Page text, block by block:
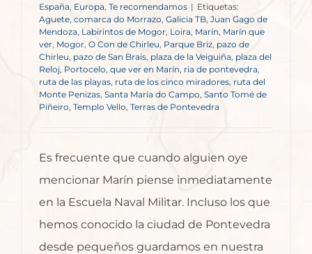
España, Europa Te recomendamos | Etiquetas:
Aguete comarca do Morrazo, Galicia TB, Juan Gago de
Mendoza, Labirintos de Mogor Loira, Marín, Marín que
ver Mogor, O Con de Chirleu Parque Briz, pazo de
Chirleu pazo de San Brais plaza de la Veiguiña, plaza del
Reloj, Portocelo, que ver en Marín, ria de pontevedra,
ruta de las playas, ruta de los cinco miradores ruta del
Monte Penizas Santa María do Campo Santo Tomé de
Piñeiro Templo Vello, Terras de Pontevedra
Es frecuente que cuando alguien oye
mencionar Marín piense inmediatamente
en la Escuela Naval Militar. Incluso los que
hemos conocido la ciudad de Pontevedra
desde pequeños guardamos en nuestra